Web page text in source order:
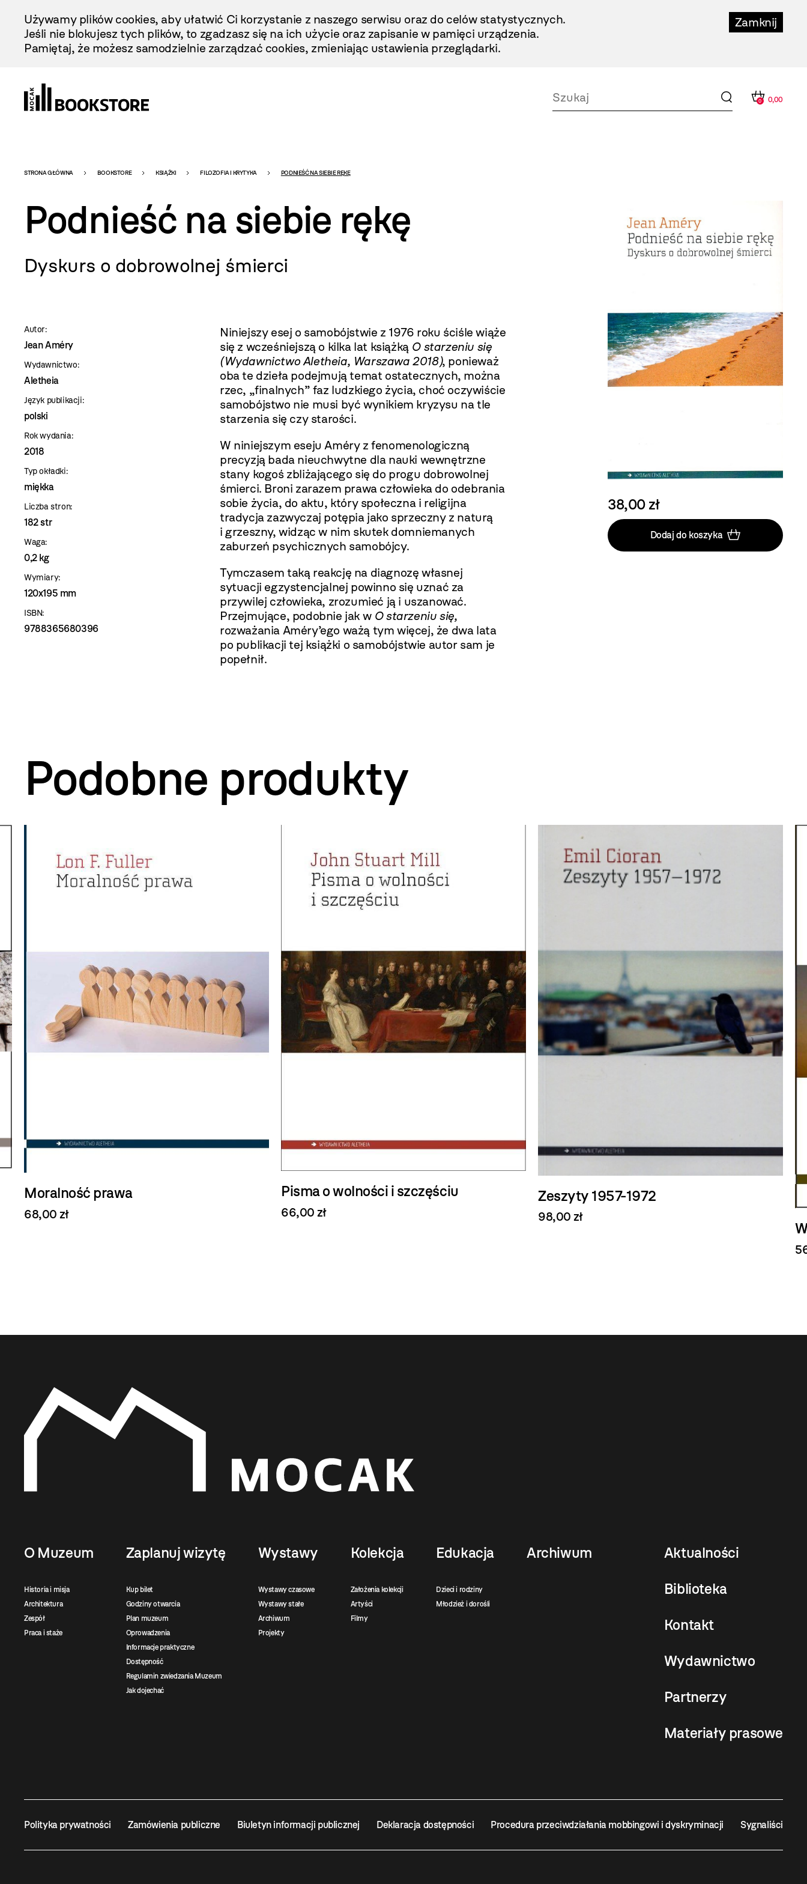
Treści
Zamknij
Używamy plików cookies, aby ułatwić Ci korzystanie z naszego serwisu oraz do celów statystycznych.
Jeśli nie blokujesz tych plików, to zgadzasz się na ich użycie oraz zapisanie w pamięci urządzenia.
Pamiętaj, że możesz samodzielnie zarządzać cookies, zmieniając ustawienia przeglądarki.
0 0,00
Bookstore
-
szablon
szczegóły
STRONA GŁÓWNA BOOKSTORE KSIĄŻKI FILOZOFIA I KRYTYKA PODNIEŚĆ NA SIEBIE RĘKĘ
Podnieść na siebie rękę
Dyskurs o dobrowolnej śmierci
Autor:
Jean Améry
Wydawnictwo:
Aletheia
Język publikacji:
polski
Rok wydania:
2018
Typ okładki:
miękka
Liczba stron:
182 str
Waga:
0,2 kg
Wymiary:
120x195 mm
ISBN:
9788365680396
Niniejszy esej o samobójstwie z 1976 roku ściśle wiąże
się z wcześniejszą o kilka lat książką O starzeniu się
(Wydawnictwo Aletheia, Warszawa 2018), ponieważ
oba te dzieła podejmują temat ostatecznych, można
rzec, „finalnych” faz ludzkiego życia, choć oczywiście
samobójstwo nie musi być wynikiem kryzysu na tle
starzenia się czy starości.
W niniejszym eseju Améry z fenomenologiczną
precyzją bada nieuchwytne dla nauki wewnętrzne
stany kogoś zbliżającego się do progu dobrowolnej
śmierci. Broni zarazem prawa człowieka do odebrania
sobie życia, do aktu, który społeczna i religijna
tradycja zazwyczaj potępia jako sprzeczny z naturą
i grzeszny, widząc w nim skutek domniemanych
zaburzeń psychicznych samobójcy.
Tymczasem taką reakcję na diagnozę własnej
sytuacji egzystencjalnej powinno się uznać za
przywilej człowieka, zrozumieć ją i uszanować.
Przejmujące, podobnie jak w O starzeniu się,
rozważania Améry’ego ważą tym więcej, że dwa lata
po publikacji tej książki o samobójstwie autor sam je
popełnił.
38,00 zł
Dodaj do koszyka
Podobne produkty
Moralność prawa
68,00 zł
Pisma o wolności i szczęściu
66,00 zł
Zeszyty 1957-1972
98,00 zł
O Muzeum
Historia i misja
Architektura
Zespół
Praca i staże
Zaplanuj wizytę
Kup bilet
Godziny otwarcia
Plan muzeum
Oprowadzenia
Informacje praktyczne
Dostępność
Regulamin zwiedzania Muzeum
Jak dojechać
Wystawy
Wystawy czasowe
Wystawy stałe
Archiwum
Projekty
Kolekcja
Założenia kolekcji
Artyści
Filmy
Edukacja
Dzieci i rodziny
Młodzież i dorośli
Archiwum Aktualności
Biblioteka
Kontakt
Wydawnictwo
Partnerzy
Materiały prasowe
Polityka prywatności Zamówienia publiczne Biuletyn informacji publicznej Deklaracja dostępności Procedura przeciwdziałania mobbingowi i dyskryminacji Sygnaliści